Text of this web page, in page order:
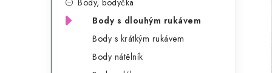
Body, bodyčka
Body s dlouhým rukávem
Body s krátkým rukávem
Body nátělník